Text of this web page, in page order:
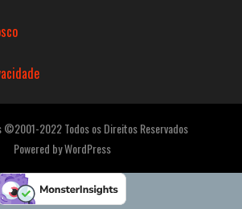
©2001-2022 Todos os Direitos Reservados
Powered byWordPress